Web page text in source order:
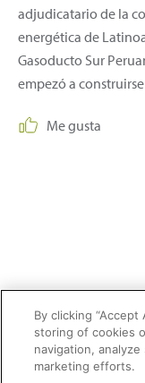
adjudicatario de la
energética de
Gasoducto Sur
empezó a
Me gusta
By clicking
storing of cookies
navigation,
marketing efforts.